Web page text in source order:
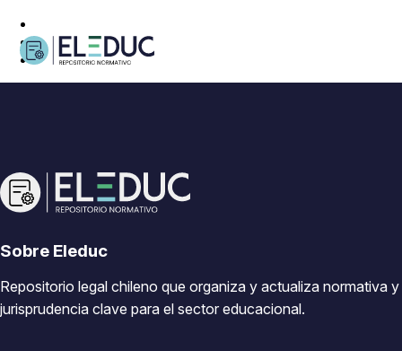
Sobre Eleduc
Repositorio legal chileno que organiza y actualiza normativa y
jurisprudencia clave para el sector educacional.